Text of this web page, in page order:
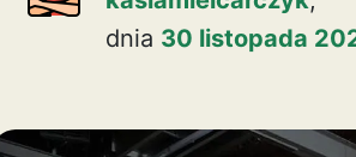
dnia 30 listopada